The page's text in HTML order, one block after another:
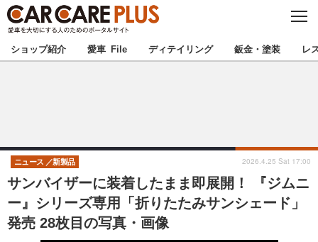
C
S
E
★カーケアプラス認定★ 厳選プロショップを地域から探す
甲信越 北陸
東海 関西
中国
ショップ紹介 愛車 File ディテイリング 鈑金・塗装 レ
サンバイザーに装着したまま即展開！ 『ジムニ
ー』シリーズ専用「折りたたみサンシェード」
発売 28枚目の写真・画像
ニュース 新製品 2026.4.25 Sat 17:00